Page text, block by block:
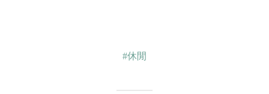
#休閒